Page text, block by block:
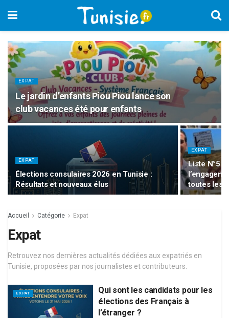
EXPAT
Le jardin d’enfants Piou Piou lance son
club vacances été pour enfants
EXPAT
Élections consulaires 2026 en Tunisie :
Résultats et nouveaux élus
EXPAT
Liste N°5 :
toutes les
Accueil Catégorie Expat
Expat
Retrouvez nos dernières actualités dédiées aux expatriés en
Tunisie, proposées par nos journalistes et contributeurs.
EXPAT
Qui sont les candidats pour les
élections des Français à
l’étranger ?